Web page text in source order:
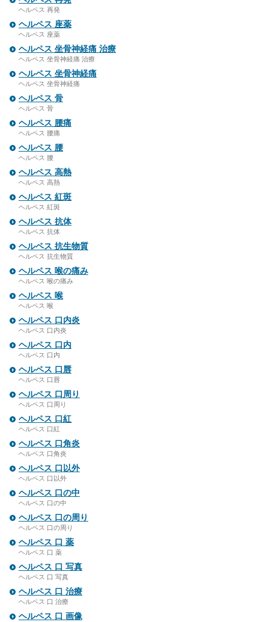
ヘルペス 再発
ヘルペス 座薬
ヘルペス 座薬
ヘルペス 坐骨神経痛 治療
ヘルペス 坐骨神経痛 治療
ヘルペス 坐骨神経痛
ヘルペス 坐骨神経痛
ヘルペス 骨
ヘルペス 骨
ヘルペス 腰痛
ヘルペス 腰痛
ヘルペス 腰
ヘルペス 腰
ヘルペス 高熱
ヘルペス 高熱
ヘルペス 紅斑
ヘルペス 紅斑
ヘルペス 抗体
ヘルペス 抗体
ヘルペス 抗生物質
ヘルペス 抗生物質
ヘルペス 喉の痛み
ヘルペス 喉の痛み
ヘルペス 喉
ヘルペス 喉
ヘルペス 口内炎
ヘルペス 口内炎
ヘルペス 口内
ヘルペス 口内
ヘルペス 口唇
ヘルペス 口唇
ヘルペス 口周り
ヘルペス 口周り
ヘルペス 口紅
ヘルペス 口紅
ヘルペス 口角炎
ヘルペス 口角炎
ヘルペス 口以外
ヘルペス 口以外
ヘルペス 口の中
ヘルペス 口の中
ヘルペス 口の周り
ヘルペス 口の周り
ヘルペス 口 薬
ヘルペス 口 薬
ヘルペス 口 写真
ヘルペス 口 写真
ヘルペス 口 治療
ヘルペス 口 治療
ヘルペス 口 画像